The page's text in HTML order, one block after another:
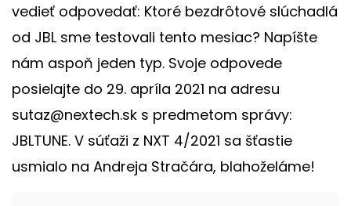
vedieť odpovedať: Ktoré bezdrôtové slúchadlá
od JBL sme testovali tento mesiac? Napíšte
nám aspoň jeden typ. Svoje odpovede
posielajte do 29. apríla 2021 na adresu
sutaz@nextech.sk s predmetom správy:
JBLTUNE. V súťaži z NXT 4/2021 sa šťastie
usmialo na Andreja Stračára, blahoželáme!